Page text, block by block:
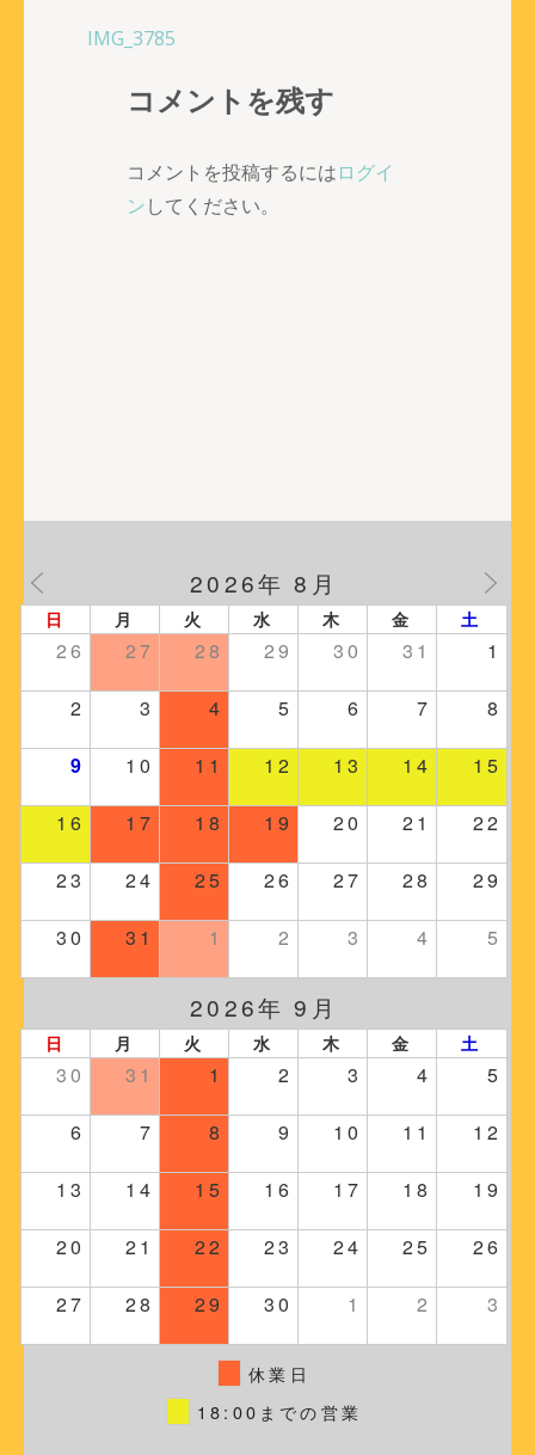
投
IMG_3785
コメントを残す
コメントを投稿するにはログイ
ンしてください。
2026年 8月
日 月 火 水 木 金 土
26 27 28 29 30 31 1
2 3 4 5 6 7 8
9 10 11 12 13 14 15
16 17 18 19 20 21 22
23 24 25 26 27 28 29
30 31 1 2 3 4 5
2026年 9月
日 月 火 水 木 金 土
30 31 1 2 3 4 5
6 7 8 9 10 11 12
13 14 15 16 17 18 19
20 21 22 23 24 25 26
27 28 29 30 1 2 3
休業日
18:00までの営業